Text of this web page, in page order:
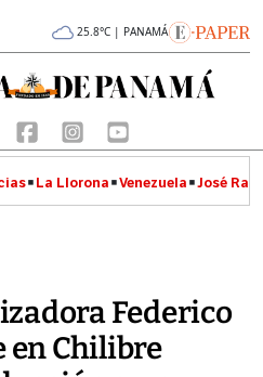
25.8°C | PANAMÁ
La Llorona Venezuela José
Federico
en Chilibre